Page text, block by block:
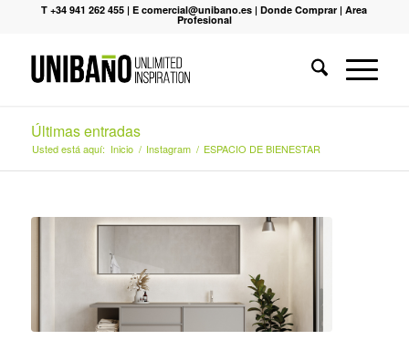
T +34 941 262 455 |E comercial@unibano.es |Donde Comprar |Area
Profesional
Últimas entradas
Usted está aquí: Inicio / Instagram / ESPACIO DE BIENESTAR